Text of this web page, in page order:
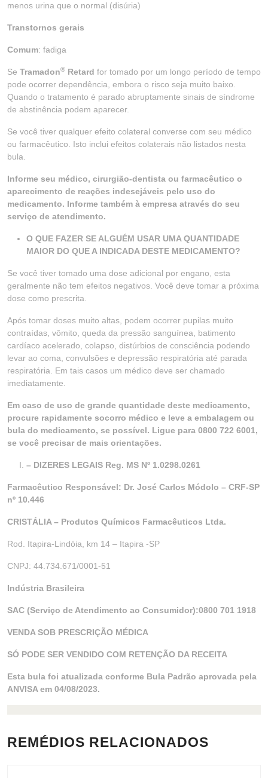
menos urina que o normal (disúria)
Transtornos gerais
Comum: fadiga
Se Tramadon® Retard for tomado por um longo período de tempo
pode ocorrer dependência, embora o risco seja muito baixo.
Quando o tratamento é parado abruptamente sinais de síndrome
de abstinência podem aparecer.
Se você tiver qualquer efeito colateral converse com seu médico
ou farmacêutico. Isto inclui efeitos colaterais não listados nesta
bula.
Informe seu médico, cirurgião-dentista ou farmacêutico o
aparecimento de reações indesejáveis pelo uso do
medicamento. Informe também à empresa através do seu
serviço de atendimento.
O QUE FAZER SE ALGUÉM USAR UMA QUANTIDADE
MAIOR DO QUE A INDICADA DESTE MEDICAMENTO?
Se você tiver tomado uma dose adicional por engano, esta
geralmente não tem efeitos negativos. Você deve tomar a próxima
dose como prescrita.
Após tomar doses muito altas, podem ocorrer pupilas muito
contraídas, vômito, queda da pressão sanguínea, batimento
cardíaco acelerado, colapso, distúrbios de consciência podendo
levar ao coma, convulsões e depressão respiratória até parada
respiratória. Em tais casos um médico deve ser chamado
imediatamente.
Em caso de uso de grande quantidade deste medicamento,
procure rapidamente socorro médico e leve a embalagem ou
bula do medicamento, se possível. Ligue para 0800 722 6001,
se você precisar de mais orientações.
– DIZERES LEGAIS Reg. MS Nº 1.0298.0261
Farmacêutico Responsável: Dr. José Carlos Módolo – CRF-SP
nº 10.446
CRISTÁLIA – Produtos Químicos Farmacêuticos Ltda.
Rod. Itapira-Lindóia, km 14 – Itapira -SP
CNPJ: 44.734.671/0001-51
Indústria Brasileira
SAC (Serviço de Atendimento ao Consumidor):0800 701 1918
VENDA SOB PRESCRIÇÃO MÉDICA
SÓ PODE SER VENDIDO COM RETENÇÃO DA RECEITA
Esta bula foi atualizada conforme Bula Padrão aprovada pela
ANVISA em 04/08/2023.
REMÉDIOS RELACIONADOS